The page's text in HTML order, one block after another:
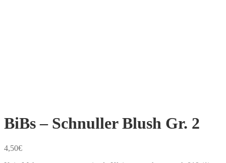
BiBs – Schnuller Blush Gr. 2
4,50€